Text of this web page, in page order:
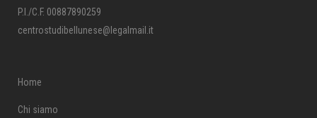
P.I./C.F. 00887890259
centrostudibellunese@legalmail.it
Home
Chi siamo